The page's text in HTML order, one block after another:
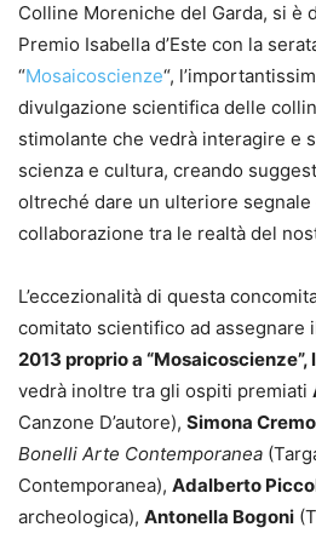
Colline Moreniche del Garda, si è
Premio Isabella d’Este con la
“Mosaicoscienze“,
divulgazione scientifica delle
stimolante che vedrà interagire e
scienza e cultura, creando
oltreché dare un ulteriore segnale
collaborazione tra le realtà del
L’eccezionalità di questa
comitato scientifico ad assegnare
2013 proprio a
vedrà inoltre tra gli ospiti premiati
Canzone D’autore), Simona
Bonelli Arte Contemporanea
Contemporanea), Adalberto
archeologica), Antonella Bogoni